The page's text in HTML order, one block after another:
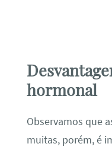
hormonal
Observamos que
muitas, porém, é